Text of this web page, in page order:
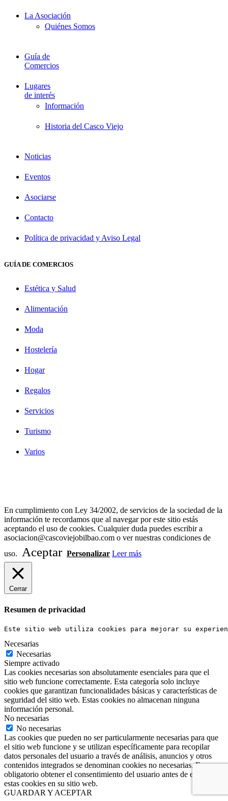
La Asociación
Quiénes Somos
Guía de
Comercios
Lugares
de interés
Información
Historia del Casco Viejo
Noticias
Eventos
Asociarse
Contacto
Política de privacidad y Aviso Legal
GUÍA DE COMERCIOS
Estética y Salud
Alimentación
Moda
Hostelería
Hogar
Regalos
Servicios
Turismo
Varios
En cumplimiento con Ley 34/2002, de servicios de la sociedad de la
información te recordamos que al navegar por este sitio estás
aceptando el uso de cookies. Cualquier duda puedes escribir a
asociacion@cascoviejobilbao.com o ver nuestras condiciones de
uso. Aceptar Personalizar Leer más
Cerrar
Resumen de privacidad
Este sitio web utiliza cookies para mejorar su
Necesarias
Necesarias
Siempre activado
Las cookies necesarias son absolutamente esenciales para que el
sitio web funcione correctamente. Esta categoría solo incluye
cookies que garantizan funcionalidades básicas y características de
seguridad del sitio web. Estas cookies no almacenan ninguna
información personal.
No necesarias
No necesarias
Las cookies que pueden no ser particularmente necesarias para que
el sitio web funcione y se utilizan específicamente para recopilar
datos personales del usuario a través de análisis, anuncios y otros
contenidos integrados se denominan cookies no necesarias. Es
obligatorio obtener el consentimiento del usuario antes de ejecutar
estas cookies en su sitio web.
GUARDAR Y ACEPTAR